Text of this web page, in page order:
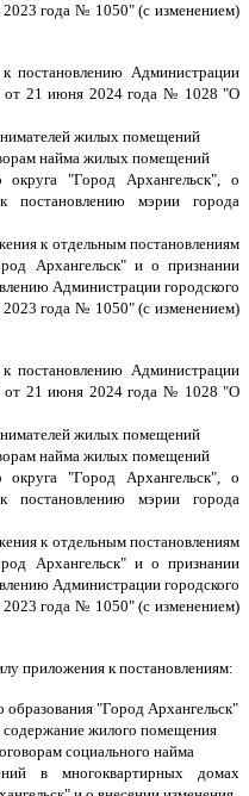
года № 1050" (с изменением)
Администрации
от 21 июня 2024 года № 1028 "О
жилых помещений
найма жилых помещений
округа "Город Архангельск", о
постановлению мэрии города
к отдельным постановлениям
Архангельск" и о признании
Администрации городского
года № 1050" (с изменением)
Администрации
от 21 июня 2024 года № 1028 "О
жилых помещений
найма жилых помещений
округа "Город Архангельск", о
постановлению мэрии города
к отдельным постановлениям
Архангельск" и о признании
Администрации городского
года № 1050" (с изменением)
приложения к постановлениям:
"Город Архангельск"
содержание жилого помещения
социального найма
в многоквартирных домах